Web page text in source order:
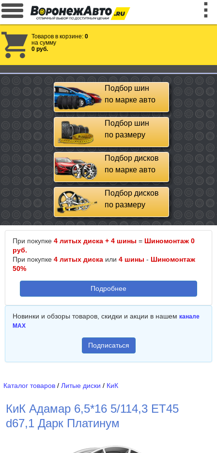
Товаров в корзине: 0
на сумму
0 руб.
Подбор шин
по марке авто
Подбор шин
по размеру
Подбор дисков
по марке авто
Подбор дисков
по размеру
При покупке 4 литых диска + 4 шины = Шиномонтаж 0
руб.
При покупке 4 литых диска или 4 шины - Шиномонтаж
50%
Подробнее
Новинки и обзоры товаров, скидки и акции в нашем канале
MAX
Подписаться
Каталог товаров / Литые диски / КиК
КиК Адамар 6,5*16 5/114,3 ET45
d67,1 Дарк Платинум